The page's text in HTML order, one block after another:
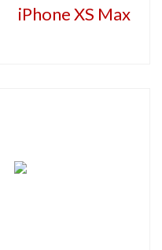
iPhone XS Max